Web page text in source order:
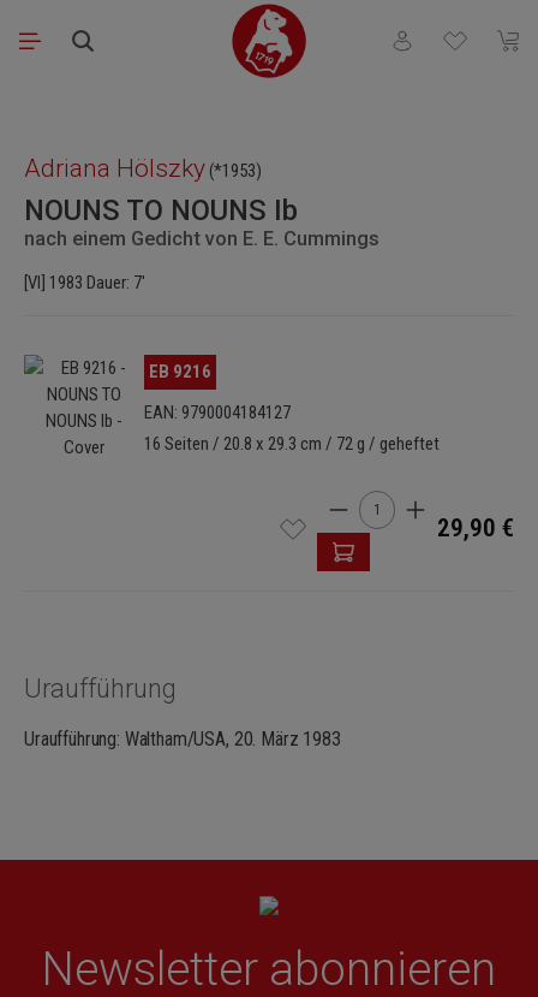
Zum Hauptinhalt springen
Du hast 0
Adriana Hölszky (*1953)
NOUNS TO NOUNS Ib
nach einem Gedicht von E. E. Cummings
[Vl] 1983 Dauer: 7'
Bildergalerie überspringen
EB 9216
EAN: 9790004184127
16 Seiten / 20.8 x 29.3 cm / 72 g / geheftet
Produkt Anzahl: Gib
29,90 €
Uraufführung
Uraufführung: Waltham/USA, 20. März 1983
Newsletter abonnieren